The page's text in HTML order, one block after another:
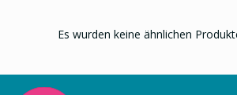
Es wurden keine ähnlichen